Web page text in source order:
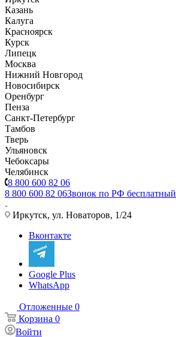
Казань
Калуга
Красноярск
Курск
Липецк
Москва
Нижний Новгород
Новосибирск
Оренбург
Пенза
Санкт-Петербург
Тамбов
Тверь
Ульяновск
Чебоксары
Челябинск
8 800 600 82 06
8 800 600 82 06Звонок по РФ бесплатный
Иркутск, ул. Новаторов, 1/24
Вконтакте
Google Plus
WhatsApp
Отложенные 0
Корзина 0
Войти